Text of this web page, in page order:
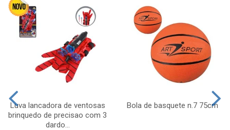
Luva lancadora de ventosas
brinquedo de precisao com 3
dardo...
Bola de basquete n.7 75cm